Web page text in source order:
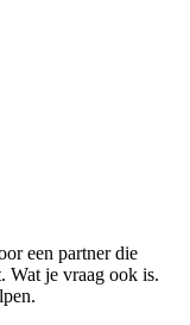
een partner die
Wat je vraag ook is.